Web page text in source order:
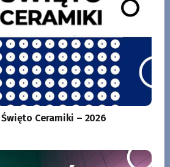
Ceramiki – 2026